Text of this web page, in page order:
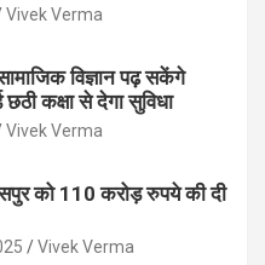
Vivek Verma
विज्ञान पढ़ सकेंगे
छठी कक्षा से देगा सुविधा
Vivek Verma
को 110 करोड़ रुपये की दी
Vivek Verma